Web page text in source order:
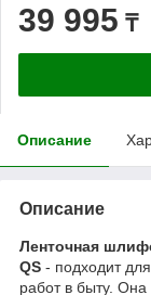
39 995 ₸
Описание
Описание
Ленточная
QS - подходит
работ в быту.